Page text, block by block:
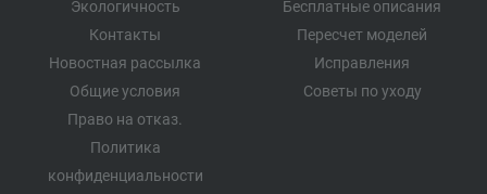
Экологичность
Контакты
Новостная рассылка
Общие условия
Право на отказ.
Политика
конфиденциальности
Бесплатные описания
Пересчет моделей
Исправления
Советы по уходу